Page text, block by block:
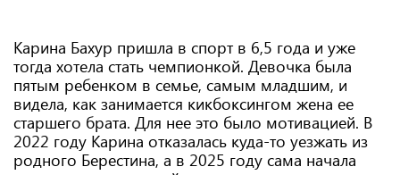
Карина Бахур пришла в спорт в 6,5 года и уже
тогда хотела стать чемпионкой. Девочка была
пятым ребенком в семье, самым младшим, и
видела, как занимается кикбоксингом жена ее
старшего брата. Для нее это было мотивацией. В
2022 году Карина отказалась куда-то уезжать из
родного Берестина, а в 2025 году сама начала